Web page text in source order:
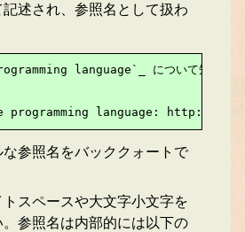
述され、参照名として扱わ
language`_ について知りたく
language: http://
な参照名をバッククォートで
スペースや大文字小文字を
参照名は内部的には以下の